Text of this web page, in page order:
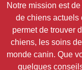
Notre mission est
de chiens actuels
permet de trouver
chiens, les soins
monde canin. Que
quelques